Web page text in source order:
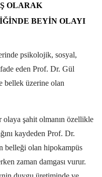
OLARAK
BEYIN OLAYI
psikolojik, sosyal,
eden Prof. Dr. Gül
bellek üzerine olan
şahit olmanın özellikle
kaydeden Prof. Dr.
belleği olan hipokampüs
zaman damgası vurur.